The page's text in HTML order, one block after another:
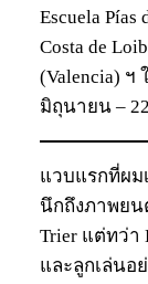
Escuela Pías
Costa de
(Valencia) ฯ
มิถุนายน –
แวบแรกที่ผม
นึกถึงภาพยน
Trier แต่ทว่า
และลูกเล่นอ